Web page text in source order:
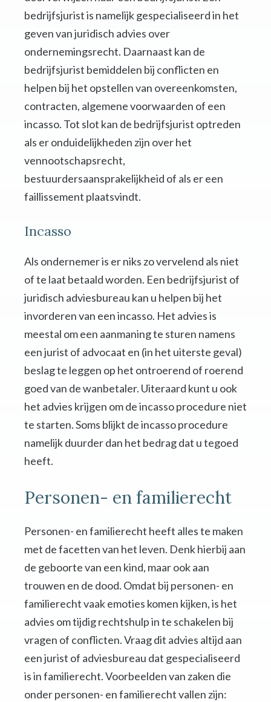
bedrijfsjurist is namelijk gespecialiseerd in het
geven van juridisch advies over
ondernemingsrecht. Daarnaast kan de
bedrijfsjurist bemiddelen bij conflicten en
helpen bij het opstellen van overeenkomsten,
contracten, algemene voorwaarden of een
incasso. Tot slot kan de bedrijfsjurist optreden
als er onduidelijkheden zijn over het
vennootschapsrecht,
bestuurdersaansprakelijkheid of als er een
faillissement plaatsvindt.
Incasso
Als ondernemer is er niks zo vervelend als niet
of te laat betaald worden. Een bedrijfsjurist of
juridisch adviesbureau kan u helpen bij het
invorderen van een incasso. Het advies is
meestal om een aanmaning te sturen namens
een jurist of advocaat en (in het uiterste geval)
beslag te leggen op het ontroerend of roerend
goed van de wanbetaler. Uiteraard kunt u ook
het advies krijgen om de incasso procedure niet
te starten. Soms blijkt de incasso procedure
namelijk duurder dan het bedrag dat u tegoed
heeft.
Personen- en familierecht
Personen- en familierecht heeft alles te maken
met de facetten van het leven. Denk hierbij aan
de geboorte van een kind, maar ook aan
trouwen en de dood. Omdat bij personen- en
familierecht vaak emoties komen kijken, is het
advies om tijdig rechtshulp in te schakelen bij
vragen of conflicten. Vraag dit advies altijd aan
een jurist of adviesbureau dat gespecialiseerd
is in familierecht. Voorbeelden van zaken die
onder personen- en familierecht vallen zijn: